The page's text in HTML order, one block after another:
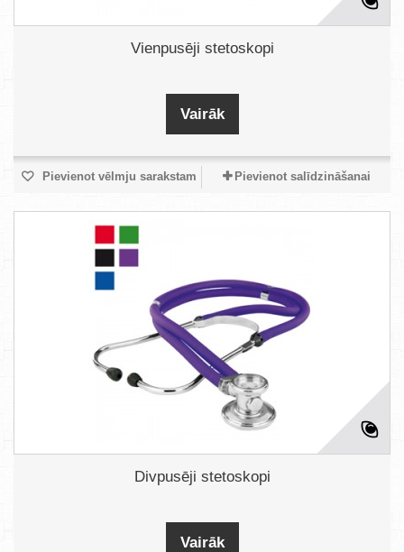
Vienpusēji stetoskopi
Vairāk
Pievienot vēlmju sarakstam Pievienot salīdzināšanai
Divpusēji stetoskopi
Vairāk